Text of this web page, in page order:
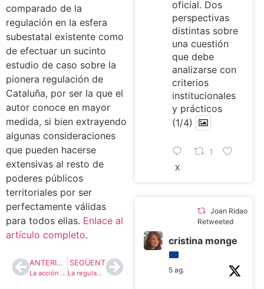
comparado de la
regulación en la esfera
subestatal existente como
de efectuar un sucinto
estudio de caso sobre la
pionera regulación de
Cataluña, por ser la que el
autor conoce en mayor
medida, si bien extrayendo
algunas consideraciones
que pueden hacerse
extensivas al resto de
poderes públicos
territoriales por ser
perfectamente válidas
para todos ellas. Enlace al
artículo completo.
ANTERIOR
La acción exterior de las regiones en los estados compuestos y federales: El caso europeo y español en particular
SEGÜENT
La regulación de los lobbies en el ámbito institucional del Estado. Una revisión crítica del alcance de las recientes iniciativas legislativas
oficial. Dos
perspectivas
distintas sobre
una cuestión
que debe
analizarse con
criterios
institucionales
y prácticos
(1/4)
1
X
Joan Ridao
Retweeted
cristina monge
5 ag.